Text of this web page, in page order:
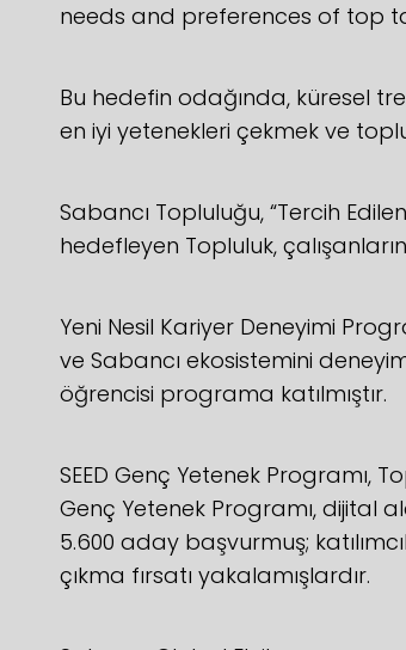
needs and preferences of top
Bu hedefin odağında, küresel
en iyi yetenekleri çekmek ve
Sabancı Topluluğu, “Tercih
hedefleyen Topluluk,
Yeni Nesil Kariyer Deneyimi
ve Sabancı ekosistemini
öğrencisi programa katılmıştır.
SEED Genç Yetenek Programı,
Genç Yetenek Programı, dijital
5.600 aday başvurmuş;
çıkma fırsatı yakalamışlardır.